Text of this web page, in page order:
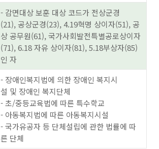
- 감면대상 보훈 대상 코드가 전상군경
(21), 공상군경(23), 4.19혁명 상이자(51), 공
상 공무원(61), 국가사회발전특별공로상이자
(71), 6.18 자유 상이자(81), 5.18부상자(85)
인 자
- 장애인복지법에 의한 장애인 복지시
설 및 장애인 복지단체
- 초/중등교육법에 따른 특수학교
- 아동복지법에 따른 아동복지시설
- 국가유공자 등 단체설립에 관한 법률에 따
른 단체